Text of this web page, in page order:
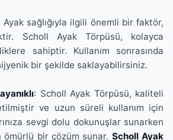
Ayak sağlığıyla ilgili önemli bir faktör,
Scholl Ayak Törpüsü, kolayca
sahiptir. Kullanım sonrasında
bir şekilde saklayabilirsiniz.
: Scholl Ayak Törpüsü, kaliteli
ve uzun süreli kullanım için
sevgi dolu dokunuşlar sunarken
ömürlü bir çözüm sunar. Scholl Ayak